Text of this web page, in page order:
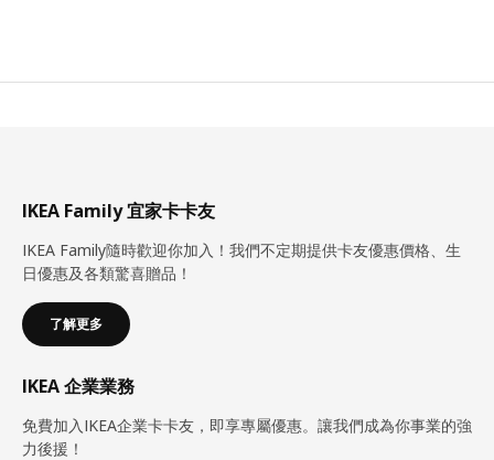
IKEA Family 宜家卡卡友
IKEA Family隨時歡迎你加入！我們不定期提供卡友優惠價格、生
日優惠及各類驚喜贈品！
了解更多
IKEA 企業業務
免費加入IKEA企業卡卡友，即享專屬優惠。讓我們成為你事業的強
力後援！